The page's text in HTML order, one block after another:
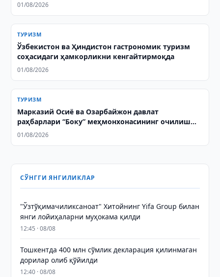
01/08/2026
ТУРИЗМ
Ўзбекистон ва Ҳиндистон гастрономик туризм
соҳасидаги ҳамкорликни кенгайтирмоқда
01/08/2026
ТУРИЗМ
Марказий Осиё ва Озарбайжон давлат
раҳбарлари “Боку” меҳмонхонасининг очилиш
маросимида иштирок этдилар
01/08/2026
СЎНГГИ ЯНГИЛИКЛАР
"Ўзтўқимачиликсаноат" Хитойнинг Yifa Group билан
янги лойиҳаларни муҳокама қилди
12:45 · 08/08
Тошкентда 400 млн сўмлик декларация қилинмаган
дорилар олиб қўйилди
12:40 · 08/08